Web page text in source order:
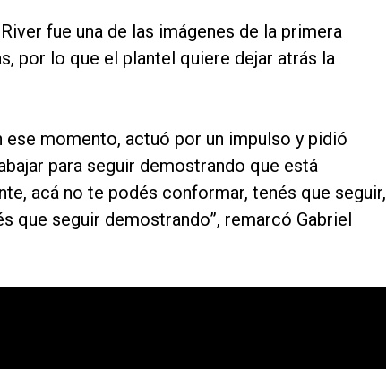
fue una de las imágenes de la primera
por lo que el plantel quiere dejar atrás la
ese momento, actuó por un impulso y pidió
para seguir demostrando que está
acá no te podés conformar, tenés que seguir,
que seguir demostrando”, remarcó Gabriel